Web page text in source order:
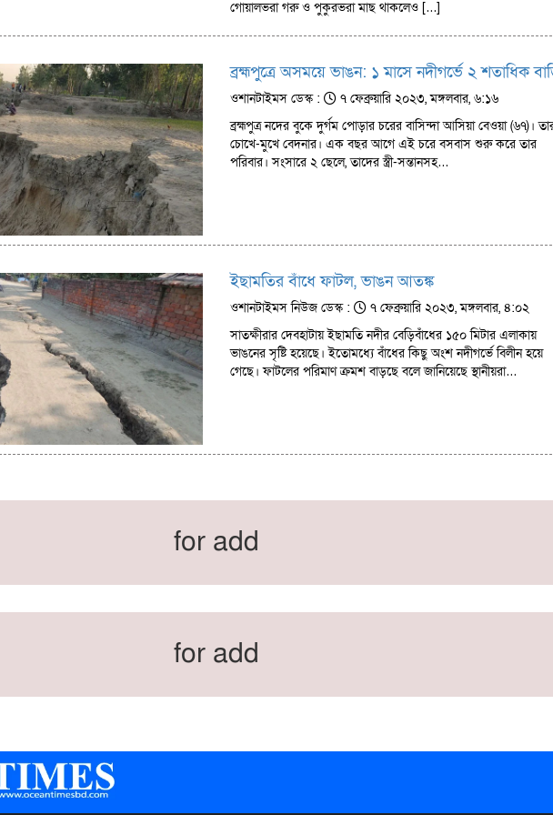
গোয়ালভরা গরু ও পুকুরভরা মাছ থাকলেও […]
ব্রহ্মপুত্রে অসময়ে ভাঙন: ১ মাসে নদীগর্ভে ২ শতাধিক
ওশানটাইমস ডেস্ক :
৭ ফেব্রুয়ারি ২০২৩, মঙ্গলবার, ৬:১৬
ব্রহ্মপুত্র নদের বুকে দুর্গম পোড়ার চরের বাসিন্দা আসিয়া বেওয়া (৬৭)।
চোখে-মুখে বেদনার। এক বছর আগে এই চরে বসবাস শুরু করে তার
পরিবার। সংসারে ২ ছেলে, তাদের স্ত্রী-সন্তানসহ…
ইছামতির বাঁধে ফাটল, ভাঙন আতঙ্ক
ওশানটাইমস নিউজ ডেস্ক :
৭ ফেব্রুয়ারি ২০২৩, মঙ্গলবার, ৪:০২
সাতক্ষীরার দেবহাটায় ইছামতি নদীর বেড়িবাঁধের ১৫০ মিটার এলাকায়
ভাঙনের সৃষ্টি হয়েছে। ইতোমধ্যে বাঁধের কিছু অংশ নদীগর্ভে বিলীন হয়ে
গেছে। ফাটলের পরিমাণ ক্রমশ বাড়ছে বলে জানিয়েছে স্থানীয়রা…
for add
for add